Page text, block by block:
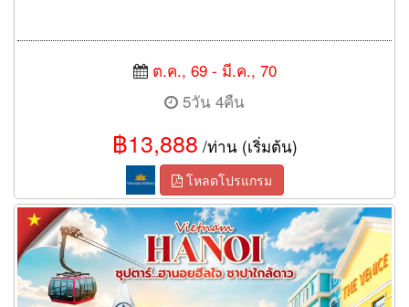
ต.ค., 69 - มี.ค., 70
5วัน 4คืน
฿13,888 /ท่าน (เริ่มต้น)
โหลดโปรแกรม
ทัวร์เวียดนามเหนือ ฮานอยฮีลใจ ซาปาใกล้ดาว 4 วัน 3 คืน